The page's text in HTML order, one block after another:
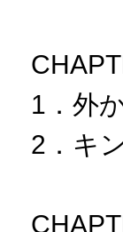
1．外
2．キ